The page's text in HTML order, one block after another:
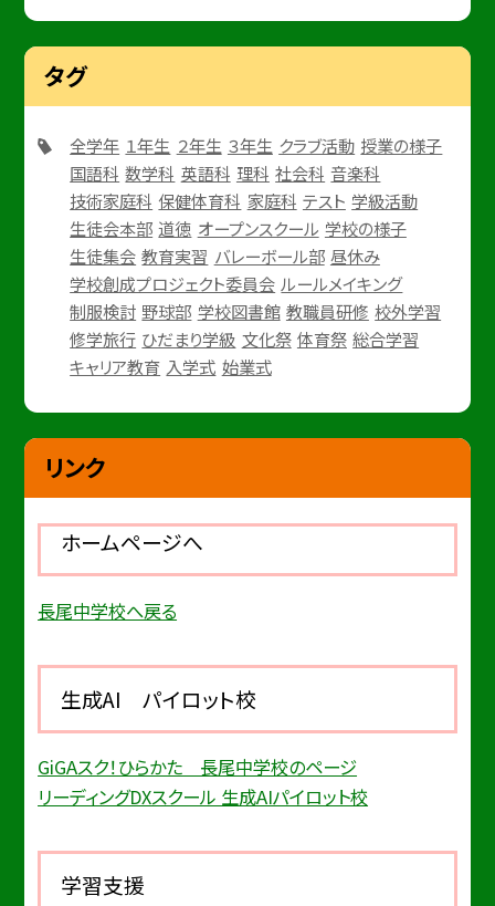
タグ
全学年 １年生 ２年生 ３年生 クラブ活動 授業の様子
国語科 数学科 英語科 理科 社会科 音楽科
技術家庭科 保健体育科 家庭科 テスト 学級活動
生徒会本部 道徳 オープンスクール 学校の様子
生徒集会 教育実習 バレーボール部 昼休み
学校創成プロジェクト委員会 ルールメイキング
制服検討 野球部 学校図書館 教職員研修 校外学習
修学旅行 ひだまり学級 文化祭 体育祭 総合学習
キャリア教育 入学式 始業式
リンク
ホームページへ
長尾中学校へ戻る
生成AI パイロット校
GiGAスク！ひらかた 長尾中学校のページ
リーディングDXスクール 生成AIパイロット校
学習支援